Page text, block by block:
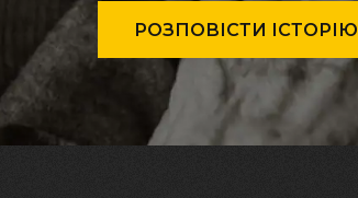
РОЗПОВІСТИ ІСТОРІЮ